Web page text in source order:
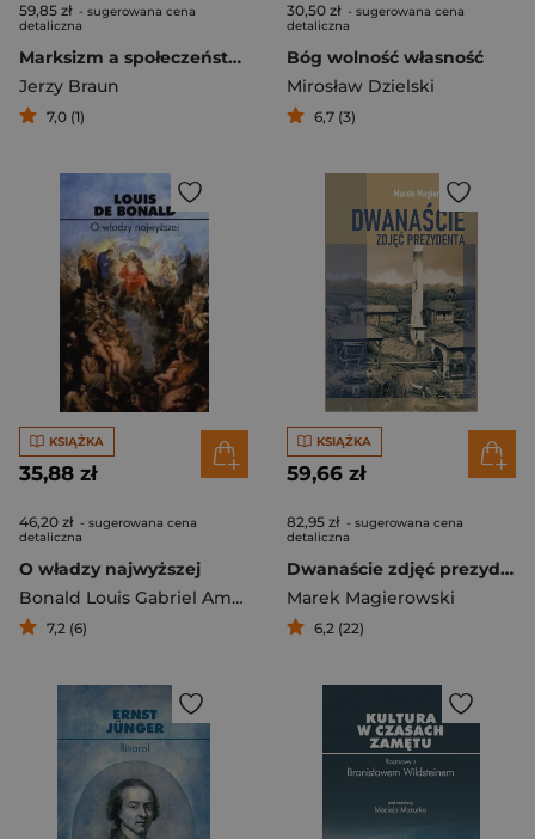
59,85 zł - sugerowana cena
detaliczna
Marksizm a społeczeństwo przyszłości
Jerzy Braun
7,0 (1)
30,50 zł - sugerowana cena
detaliczna
Bóg wolność własność
Mirosław Dzielski
6,7 (3)
KSIĄŻKA
35,88 zł
46,20 zł - sugerowana cena
detaliczna
O władzy najwyższej
Bonald Louis Gabriel Ambroise de
7,2 (6)
KSIĄŻKA
59,66 zł
82,95 zł - sugerowana cena
detaliczna
Dwanaście zdjęć prezydenta
Marek Magierowski
6,2 (22)